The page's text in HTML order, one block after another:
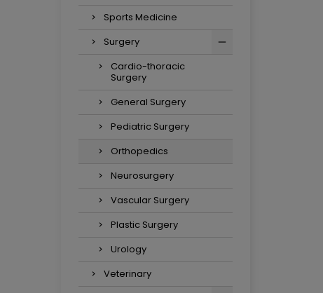
Sports Medicine
Surgery
Cardio-thoracic
Surgery
General Surgery
Pediatric Surgery
Orthopedics
Neurosurgery
Vascular Surgery
Plastic Surgery
Urology
Veterinary